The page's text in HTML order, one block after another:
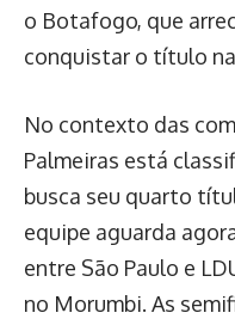
o Botafogo, que
conquistar o título
No contexto das
Palmeiras está
busca seu quarto
equipe aguarda
entre São Paulo e
no Morumbi. As